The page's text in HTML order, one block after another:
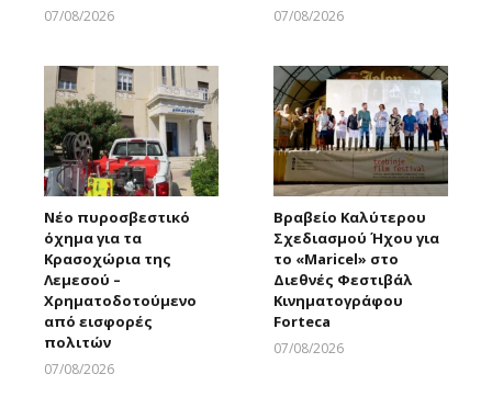
07/08/2026
07/08/2026
Νέο πυροσβεστικό
όχημα για τα
Κρασοχώρια της
Λεμεσού –
Χρηματοδοτούμενο
από εισφορές
πολιτών
07/08/2026
Βραβείο Καλύτερου
Σχεδιασμού Ήχου για
το «Maricel» στο
Διεθνές Φεστιβάλ
Κινηματογράφου
Forteca
07/08/2026